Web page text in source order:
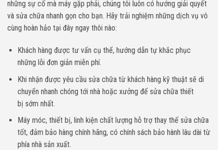
những sự cố mà máy gặp phải, chúng tôi luôn có hướng giải quyết
và sửa chữa nhanh gọn cho bạn. Hãy trải nghiệm những dịch vụ vô
cùng hoàn hảo tại đây ngay thôi nào:
Khách hàng được tư vấn cụ thể, hướng dẫn tự khắc phục
những lỗi đơn giản miễn phí.
Khi nhận được yêu cầu sửa chữa từ khách hàng kỹ thuật sẽ di
chuyển nhanh chóng tới nhà hoặc xưởng để sửa chữa thiết
bị sớm nhất.
Máy móc, thiết bị, linh kiện chất lượng hỗ trợ thay thế sửa chữa
tốt, đảm bảo hàng chính hãng, có chính sách bảo hành lâu dài từ
phía nhà sản xuất.